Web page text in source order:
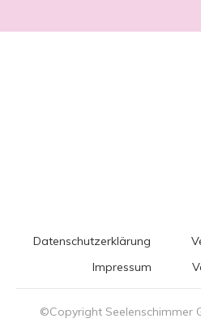
Datenschutzerklärung
Impressum
©Copyright Seelenschimmer